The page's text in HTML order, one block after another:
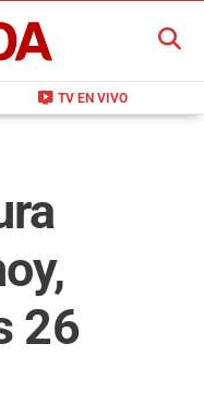
live_tv TV EN VIVO
BUSCAR
26